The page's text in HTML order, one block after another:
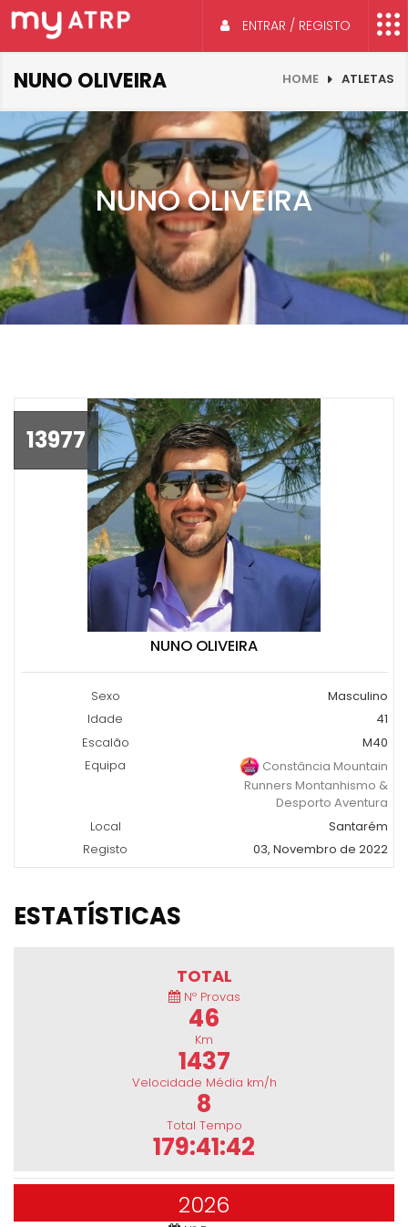
ENTRAR / REGISTO
NUNO OLIVEIRA HOME ATLETAS
NUNO OLIVEIRA
13977
NUNO OLIVEIRA
Sexo
Masculino
Idade
41
Escalão
M40
Equipa
Constância Mountain
Runners Montanhismo &
Desporto Aventura
Local
Santarém
Registo
03, Novembro de 2022
ESTATÍSTICAS
TOTAL
Nº Provas
46
Km
1437
Velocidade Média km/h
8
Total Tempo
179:41:42
2026